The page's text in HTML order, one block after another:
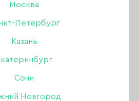
Москва
Петербург
Казань
Сочи
Новгород
THE